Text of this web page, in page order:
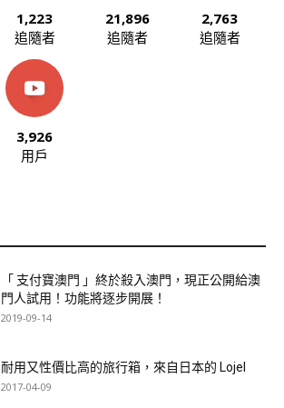
1,223
追隨者
21,896
追隨者
2,763
追隨者
3,926
用戶
「 支付寶澳門 」終於殺入澳門，現正公開給澳
門人試用！功能將逐步開展！
2019-09-14
耐用又性價比高的旅行箱，來自日本的 Lojel
2017-04-09